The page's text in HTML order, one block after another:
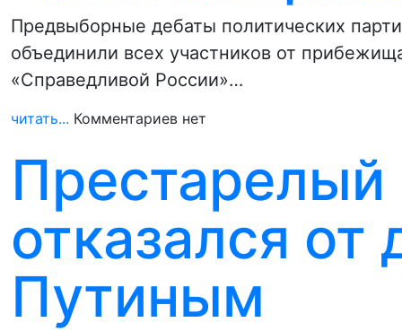
Предвыборные дебаты политических
объединили всех участников от
«Справедливой России»…
читать... Комментариев нет
Престарелый
отказался от
Путиным